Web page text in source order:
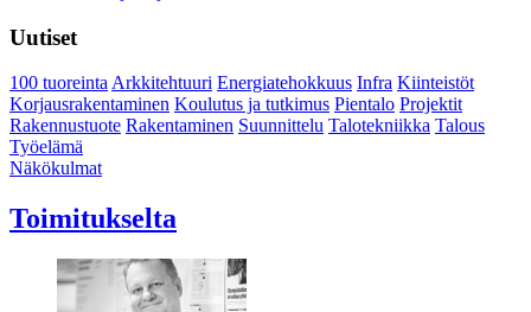
Uutiset
100 tuoreintaArkkitehtuuri Energiatehokkuus Infra Kiinteistöt
Korjausrakentaminen Koulutus ja tutkimus Pientalo Projektit
Rakennustuote Rakentaminen Suunnittelu Talotekniikka Talous
Työelämä
Näkökulmat
Toimitukselta